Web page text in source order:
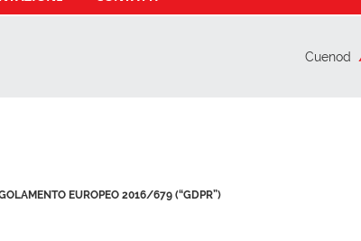
Cuenod
EUROPEO 2016/679 (“GDPR”)